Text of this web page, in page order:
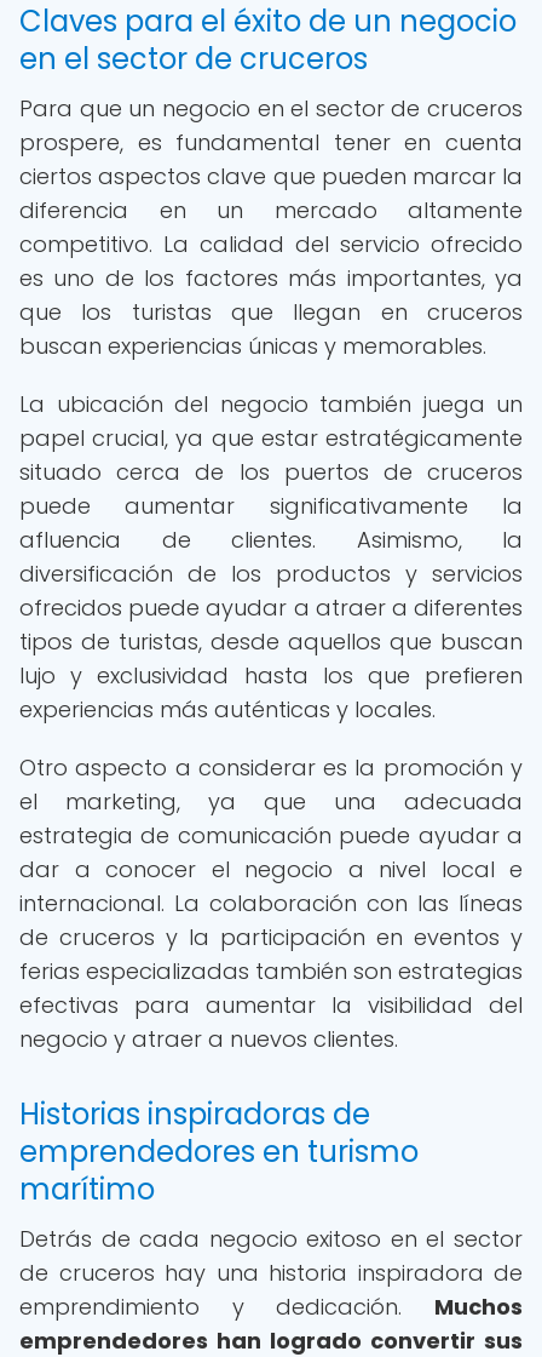
Claves para el éxito de un negocio
en el sector de cruceros
Para que un negocio en el sector de cruceros
prospere, es fundamental tener en cuenta
ciertos aspectos clave que pueden marcar la
diferencia en un mercado altamente
competitivo. La calidad del servicio ofrecido
es uno de los factores más importantes, ya
que los turistas que llegan en cruceros
buscan experiencias únicas y memorables.
La ubicación del negocio también juega un
papel crucial, ya que estar estratégicamente
situado cerca de los puertos de cruceros
puede aumentar significativamente la
afluencia de clientes. Asimismo, la
diversificación de los productos y servicios
ofrecidos puede ayudar a atraer a diferentes
tipos de turistas, desde aquellos que buscan
lujo y exclusividad hasta los que prefieren
experiencias más auténticas y locales.
Otro aspecto a considerar es la promoción y
el marketing, ya que una adecuada
estrategia de comunicación puede ayudar a
dar a conocer el negocio a nivel local e
internacional. La colaboración con las líneas
de cruceros y la participación en eventos y
ferias especializadas también son estrategias
efectivas para aumentar la visibilidad del
negocio y atraer a nuevos clientes.
Historias inspiradoras de
emprendedores en turismo
marítimo
Detrás de cada negocio exitoso en el sector
de cruceros hay una historia inspiradora de
emprendimiento y dedicación. Muchos
emprendedores han logrado convertir sus